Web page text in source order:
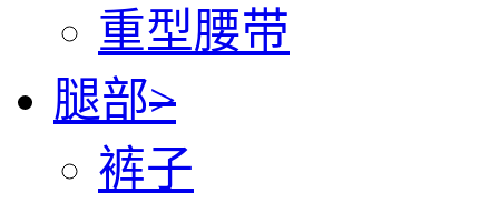
重型腰带
腿部>
裤子